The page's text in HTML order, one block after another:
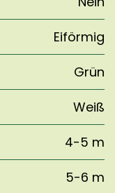
Eiförmig
Grün
Weiß
4-5 m
5-6 m